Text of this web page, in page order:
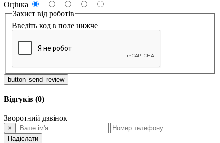
Оцінка
Захист від роботів
Введіть код в поле нижче
button_send_review
Відгуків (0)
Зворотний дзвінок
×
Надіслати